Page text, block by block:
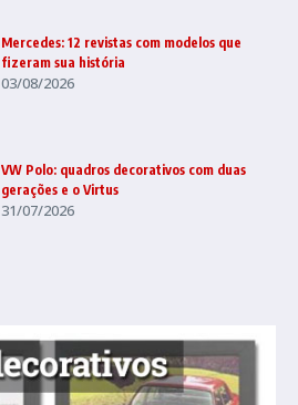
Mercedes: 12 revistas com modelos que
fizeram sua história
03/08/2026
VW Polo: quadros decorativos com duas
gerações e o Virtus
31/07/2026